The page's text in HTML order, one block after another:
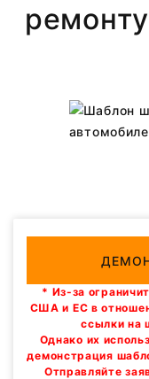
* Из-за
США и ЕС в
ссылки на
Однако их
демонстрация
Отправляйте